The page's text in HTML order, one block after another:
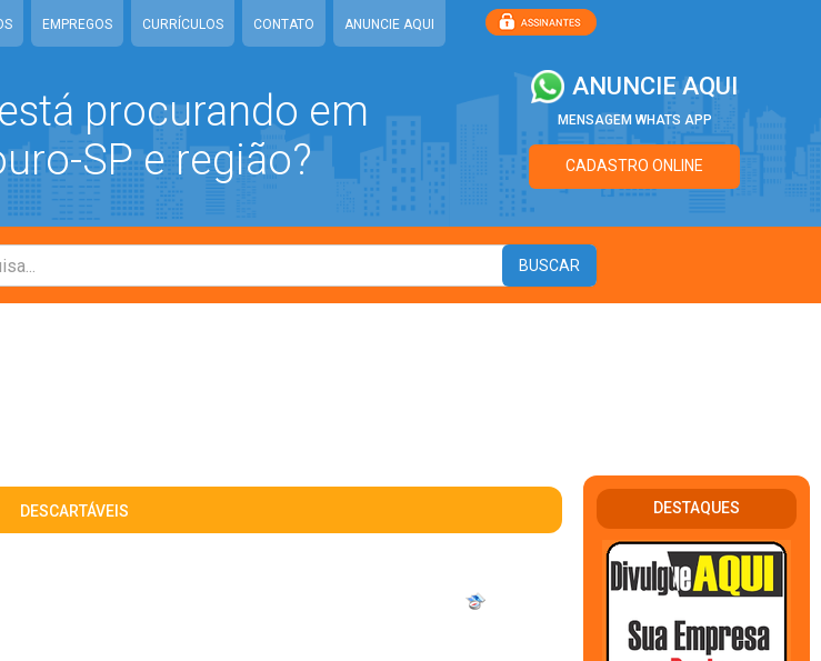
EMPREGOS CURRÍCULOS CONTATO ANUNCIE AQUI
procurando em
SP e região?
ANUNCIE AQUI
MENSAGEM WHATS APP
CADASTRO ONLINE
DESCARTÁVEIS DESTAQUES